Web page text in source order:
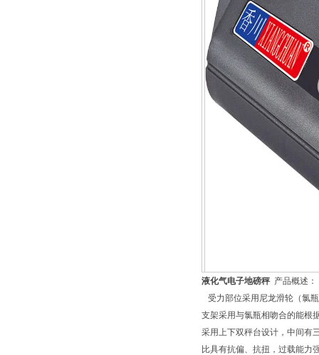
液化气电子地磅秤 产品概述：
受力部位采用尼龙滑轮（氯
支架采用与氯瓶相吻合的能根
采用上下双秤台设计，中间有
比具有抗偏、抗扭，过载能力